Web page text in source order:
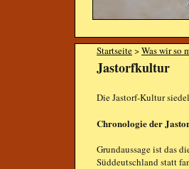
Startseite>Was wir so
Jastorfkultur
Die Jastorf-Kultur
Chronologie der
Grundaussage ist das
Süddeutschland statt